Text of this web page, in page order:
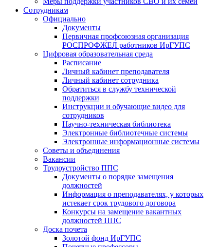
Сотрудникам
Официально
Документы
Первичная профсоюзная организация
РОСПРОФЖЕЛ работников ИрГУПС
Цифровая образовательная среда
Расписание
Личный кабинет преподавателя
Личный кабинет сотрудника
Обратиться в службу технической
поддержки
Инструкции и обучающие видео для
сотрудников
Научно-техническая библиотека
Электронные библиотечные системы
Электронные информационные системы
Советы и объединения
Вакансии
Трудоустройство ППС
Документы о порядке замещения
должностей
Информация о преподавателях, у которых
истекает срок трудового договора
Конкурсы на замещение вакантных
должностей ППС
Доска почета
Золотой фонд ИрГУПС